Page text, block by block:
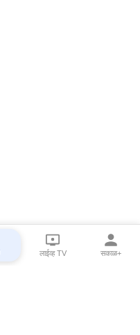
लाईव्ह TV सकाळ+